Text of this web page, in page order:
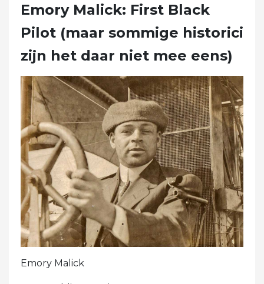
Emory Malick: First Black
Pilot (maar sommige historici
zijn het daar niet mee eens)
Emory Malick